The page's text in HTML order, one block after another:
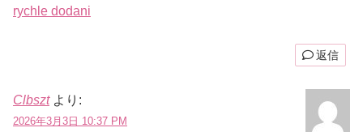
rychle dodani
返信
Clbszt より:
2026年3月3日 10:37 PM